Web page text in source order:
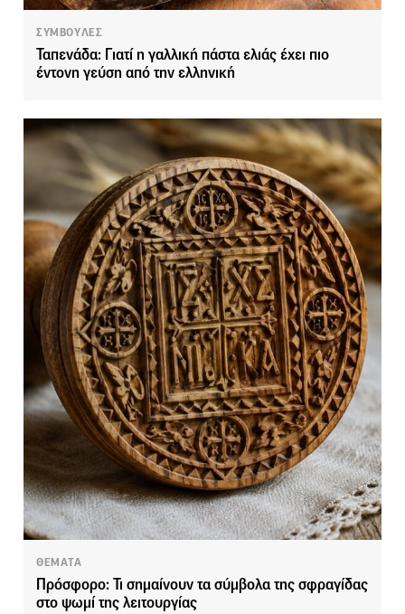
ΣΥΜΒΟΥΛΕΣ
Ταπενάδα: Γιατί η γαλλική πάστα ελιάς έχει πιο
έντονη γεύση από την ελληνική
ΘΕΜΑΤΑ
Πρόσφορο: Τι σημαίνουν τα σύμβολα της σφραγίδας
στο ψωμί της λειτουργίας